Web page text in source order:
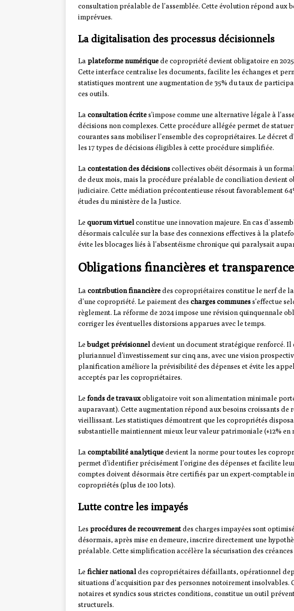
consultation préalable de l’assemblée. Cette évolution répond aux
imprévues.
La digitalisation des processus décisionnels
La plateforme numériquede copropriété devient obligatoire en
Cette interface centralise les documents, facilite les échanges et
statistiques montrent une augmentation de 35% du taux de
ces outils.
La consultation écrites’impose comme une alternative légale à
décisions non complexes. Cette procédure allégée permet de
courantes sans mobiliser l’ensemble des copropriétaires. Le décret
les 17 types de décisions éligibles à cette procédure simplifiée.
La contestation des décisionscollectives obéit désormais à un
de deux mois, mais la procédure préalable de conciliation devient
judiciaire. Cette médiation précontentieuse résout favorablement
études du ministère de la Justice.
Le quorum virtuel constitue une innovation majeure. En cas
désormais calculée sur la base des connexions effectives à la
évite les blocages liés à l’absentéisme chronique qui paralysait
Obligations financières et
La contribution financièredes copropriétaires constitue le nerf de
d’une copropriété. Le paiement des charges communess’effectue
règlement. La réforme de 2024 impose une révision quinquennale
corriger les éventuelles distorsions apparues avec le temps.
Lebudget prévisionnel devient un document stratégique renforcé.
pluriannuel d’investissement sur cinq ans, avec une vision
planification améliore la prévisibilité des dépenses et évite les
acceptés par les copropriétaires.
Le fonds de travauxobligatoire voit son alimentation minimale
auparavant). Cette augmentation répond aux besoins croissants
vieillissant. Les statistiques démontrent que les copropriétés
substantielle maintiennent mieux leur valeur patrimoniale (+12% en
La comptabilité analytiquedevient la norme pour toutes les
permet d’identifier précisément l’origine des dépenses et facilite
comptes doivent désormais être certifiés par un expert-comptable
copropriétés (plus de 100 lots).
Lutte contre les impayés
Les procédures de recouvrementdes charges impayées sont
désormais, après mise en demeure, inscrire directement une
préalable. Cette simplification accélère la sécurisation des
Le fichier national des copropriétaires défaillants, opérationnel
situations d’acquisition par des personnes notoirement insolvables.
notaires et syndics sous strictes conditions, constitue un outil
structurels.